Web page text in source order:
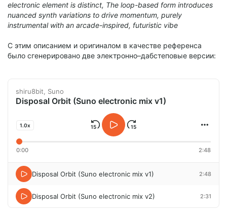
electronic element is distinct, The loop-based form introduces
nuanced synth variations to drive momentum, purely
instrumental with an arcade-inspired, futuristic vibe
С этим описанием и оригиналом в качестве референса
было сгенерировано две электронно–дабстеповые версии:
shiru8bit, Suno
Disposal Orbit (Suno electronic mix v1)
1.0x
0:00 2:48
Disposal Orbit (Suno electronic mix v1) 2:48
Disposal Orbit (Suno electronic mix v2) 2:31